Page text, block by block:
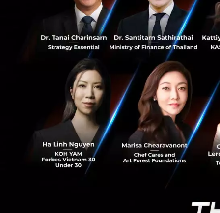
6.9K
อะไรคือแรงบันดาล
ต้องบอกก่อนว่าฉั
และกลุ่มการเคลื่อ
กับเป็นคนที่ช่วยแป
ทางสังคม และแป
เป็นเพราะว่าก่อน
มาก เช่นช่องว่างร
การคลังกับกระทร
เคลื่อนไหวขับเค